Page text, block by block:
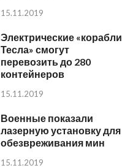
15.11.2019
Электрические «корабли
Тесла» смогут
перевозить до 280
контейнеров
15.11.2019
Военные показали
лазерную установку для
обезвреживания мин
15.11.2019